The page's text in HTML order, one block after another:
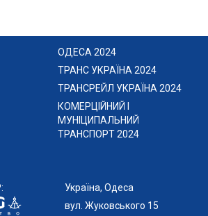
ОДЕСА 2024
ТРАНС УКРАЇНА 2024
ТРАНСРЕЙЛ УКРАЇНА 2024
КОМЕРЦІЙНИЙ І
МУНІЦИПАЛЬНИЙ
ТРАНСПОРТ 2024
Україна, Одеса
вул. Жуковського 15